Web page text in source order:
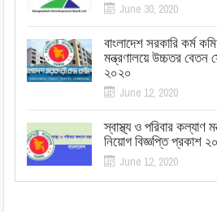
June 30, 2020
বাংলাদেশ সরকারি কর্ম
মন্ত্রণালয়ে উচ্চতর বেতন
২০২০
June 12, 2020
স্বাস্থ্য ও পরিবার কল্যাণ
নিয়োগ বিজ্ঞপ্তি প্রকাশ
June 12, 2020